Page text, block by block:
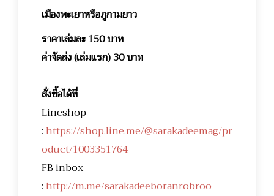
เมืองพะเยาหรือภูกามยาว
ราคาเล่มละ 150 บาท
ค่าจัดส่ง (เล่มแรก) 30 บาท
สั่งซื้อได้ที่
Lineshop
:https://shop.line.me/@sarakadeemag/pr
oduct/1003351764
FB inbox
:http://m.me/sarakadeeboranrobroo